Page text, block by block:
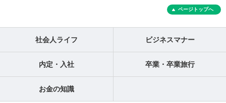
ページトップへ
社会人ライフ ビジネスマナー
内定・入社 卒業・卒業旅行
お金の知識